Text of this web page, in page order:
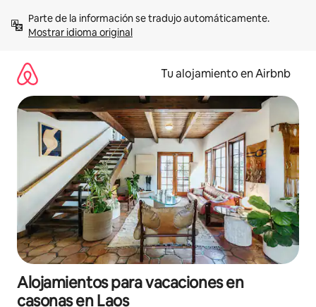
contenidoMostrar idioma original
Tu alojamiento en Airbnb
Alojamientos para vacaciones en
casonas en Laos